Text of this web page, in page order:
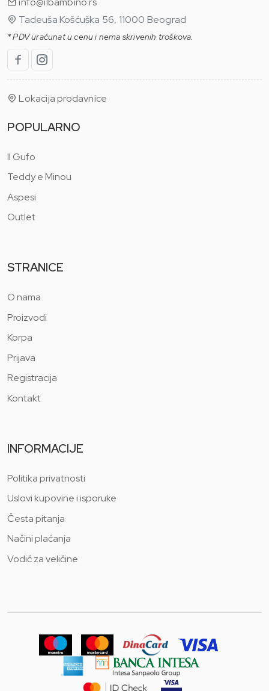
Tadeuša Košćuška 56, 11000 Beograd
* PDV uračunat u cenu i nema skrivenih troškova.
Lokacija prodavnice
POPULARNO
Il Gufo
Teddy e Minou
Aspesi
Outlet
STRANICE
O nama
Proizvodi
Korpa
Prijava
Registracija
Kontakt
INFORMACIJE
Politika privatnosti
Uslovi kupovine i isporuke
Česta pitanja
Načini plaćanja
Vodič za veličine